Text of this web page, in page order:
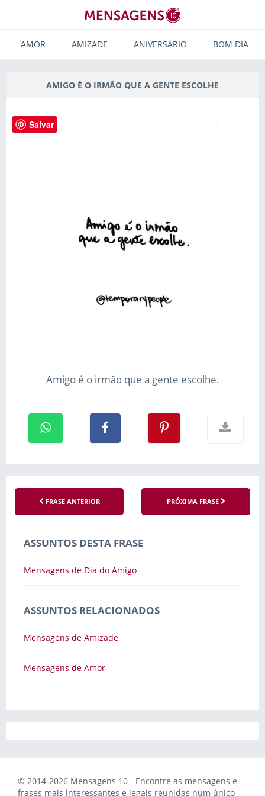
AMOR AMIZADE ANIVERSÁRIO BOM DIA
AMIGO É O IRMÃO QUE A GENTE ESCOLHE
Amigo é o irmão que a gente escolhe.
FRASE ANTERIOR PRÓXIMA FRASE
ASSUNTOS DESTA FRASE
Mensagens de Dia do Amigo
ASSUNTOS RELACIONADOS
Mensagens de Amizade
Mensagens de Amor
© 2014-2026 Mensagens 10 - Encontre as mensagens e
frases mais interessantes e legais reunidas num único
Salvar